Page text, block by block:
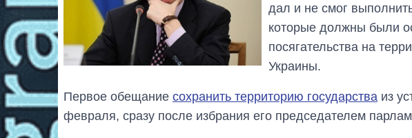
дал и не смог
которые должны были
посягательства на
Украины.
Первое обещание сохранить территорию государства из
февраля, сразу после избрания его председателем